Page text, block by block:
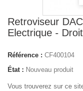
Retroviseur
Electrique -
Référence : CF400104
État : Nouveau produit
Vous trouverez sur ce